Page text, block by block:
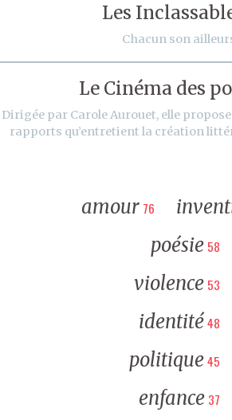
Les
Chacun son
Le Cinéma des
Dirigée par Carole Aurouet, elle
rapports qu’entretient la création
amour 76
poésie 58
violence 53
identité48
politique45
enfance 37